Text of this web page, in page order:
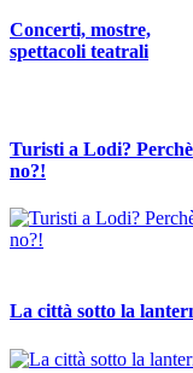
Concerti, mostre,
spettacoli teatrali
Turisti a Lodi? Perchè
no?!
La città sotto la